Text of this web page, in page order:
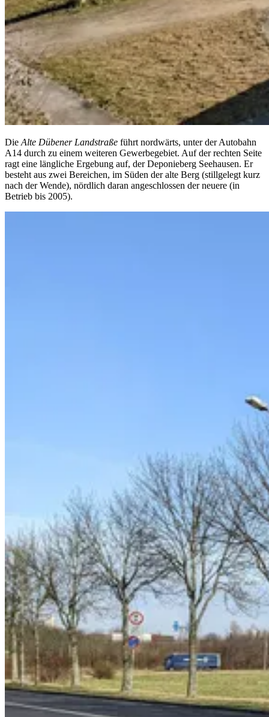
Die Alte Dübener Landstraße führt nordwärts, unter der Autobahn
A14 durch zu einem weiteren Gewerbegebiet. Auf der rechten Seite
ragt eine längliche Ergebung auf, der Deponieberg Seehausen. Er
besteht aus zwei Bereichen, im Süden der alte Berg (stillgelegt kurz
nach der Wende), nördlich daran angeschlossen der neuere (in
Betrieb bis 2005).